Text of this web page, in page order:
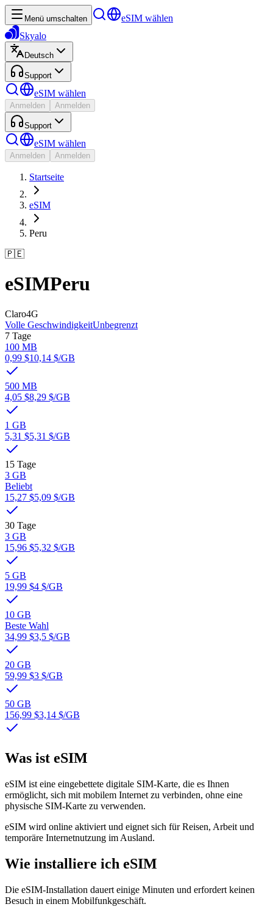
Menü umschalten
eSIM wählen
Skyalo
Deutsch
Support
eSIM wählen
Anmelden Anmelden
Support
eSIM wählen
Anmelden Anmelden
Startseite
eSIM
Peru
🇵🇪
eSIMPeru
Claro4G
Volle GeschwindigkeitUnbegrenzt
7 Tage
100 MB
0,99 $10,14 $/GB
500 MB
4,05 $8,29 $/GB
1 GB
5,31 $5,31 $/GB
15 Tage
3 GB
Beliebt
15,27 $5,09 $/GB
30 Tage
3 GB
15,96 $5,32 $/GB
5 GB
19,99 $4 $/GB
10 GB
Beste Wahl
34,99 $3,5 $/GB
20 GB
59,99 $3 $/GB
50 GB
156,99 $3,14 $/GB
Was ist eSIM
eSIM ist eine eingebettete digitale SIM-Karte, die es Ihnen
ermöglicht, sich mit mobilem Internet zu verbinden, ohne eine
physische SIM-Karte zu verwenden.
eSIM wird online aktiviert und eignet sich für Reisen, Arbeit und
temporäre Internetnutzung im Ausland.
Wie installiere ich eSIM
Die eSIM-Installation dauert einige Minuten und erfordert keinen
Besuch in einem Mobilfunkgeschäft.